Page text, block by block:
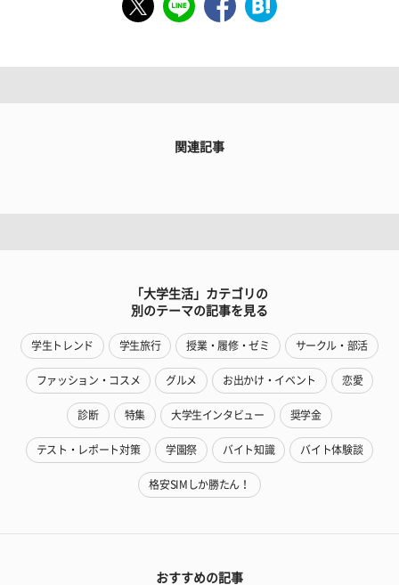
関連記事
「大学生活」カテゴリの
別のテーマの記事を見る
学生トレンド 学生旅行 授業・履修・ゼミ サークル・部活
ファッション・コスメ グルメ お出かけ・イベント 恋愛
診断 特集 大学生インタビュー 奨学金
テスト・レポート対策 学園祭 バイト知識 バイト体験談
格安SIMしか勝たん！
おすすめの記事